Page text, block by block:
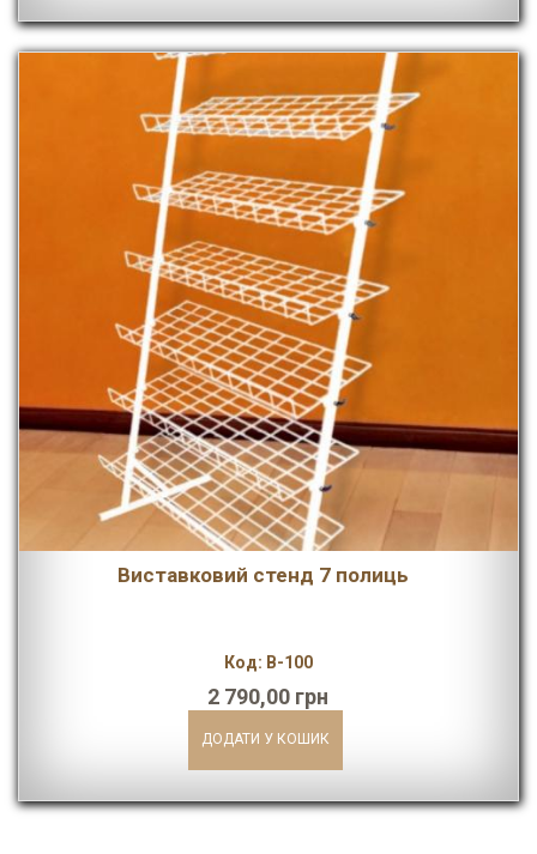
Виставковий стенд 7 полиць
Код: В-100
2 790,00 грн